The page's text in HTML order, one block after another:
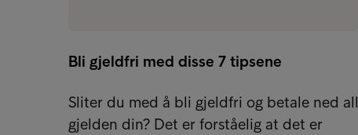
Bli gjeldfri med disse 7 tipsene
Sliter du med å bli gjeldfri og betale ned all
gjelden din? Det er forståelig at det er